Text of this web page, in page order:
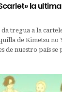
la
tregua a la
de Kimetsu no
de nuestro país